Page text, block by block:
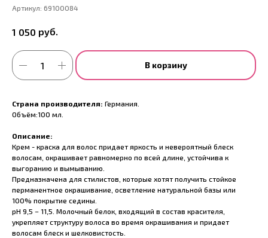
Артикул: 69100084
1 050 руб.
В корзину
Страна производителя: Германия.
Объём:100 мл.
Описание:
Крем - краска для волос придает яркость и невероятный блеск
волосам, окрашивает равномерно по всей длине, устойчива к
выгоранию и вымыванию.
Предназначена для стилистов, которые хотят получить стойкое
перманентное окрашивание, осветление натуральной базы или
100% покрытие седины.
pH 9,5 – 11,5. Молочный белок, входящий в состав красителя,
укрепляет структуру волоса во время окрашивания и придает
волосам блеск и шелковистость.